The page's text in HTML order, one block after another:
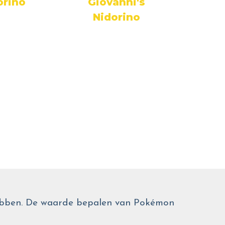
Nidorino
De waarde bepalen van Pokémon